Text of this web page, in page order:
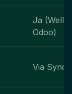
Ja (Wello
Odoo)
Via Sync